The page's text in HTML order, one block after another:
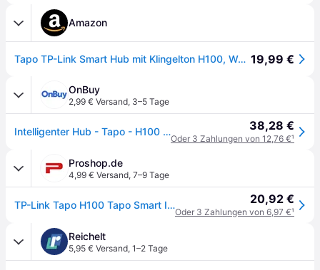
Amazon
Tapo TP-Link Smart Hub mit Klingelton H100, Weiß, Taste, für Sensoren/Schalter, verbinde bis zu 64 Geräte, 19 Klingeltöne, Nicht kompatibel mit Kasa KE100 19,99 €
OnBuy
2,99 € Versand, 3–5 Tage
Intelligenter Hub - Tapo - H100 - Verbindet bis zu 64 Geräten - 19 Klingeltöne - Kompatibel mit Google Home 38,28 €
Oder 3 Zahlungen von 12,76 €¹
Proshop.de
4,99 € Versand, 7–9 Tage
TP-Link Tapo H100 Tapo Smart IoT Hub with Chime 20,92 €
Oder 3 Zahlungen von 6,97 €¹
Reichelt
5,95 € Versand, 1–2 Tage